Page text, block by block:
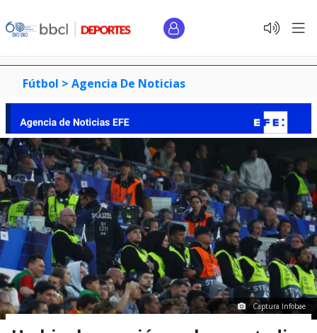
Fútbol > Agencia De Noticias
Captura Infobae